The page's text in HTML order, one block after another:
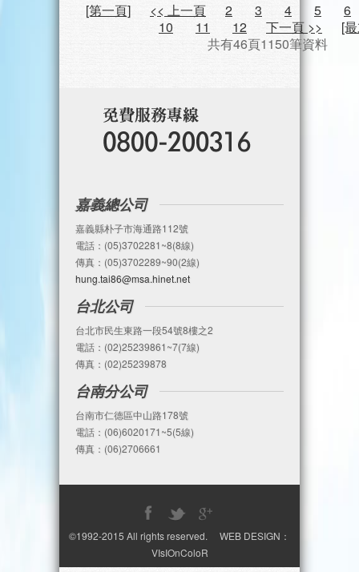
[第一頁]
<< 上一頁 2 3 4 5
6
10
11 12 下一頁 >>
[
共有46頁1150筆資料
嘉義總公司
嘉義縣朴子市海通路112號
電話：(05)3702281~8(8線)
傳真：(05)3702289~90(2線)
hung.tai86@msa.hinet.net
台北公司
台北市民生東路一段54號8樓之2
電話：(02)25239861~7(7線)
傳真：(02)25239878
台南分公司
台南市仁德區中山路178號
電話：(06)6020171~5(5線)
傳真：(06)2706661
©1992-2015 All rights reserved. WEB DESIGN：
VIsIOnColoR